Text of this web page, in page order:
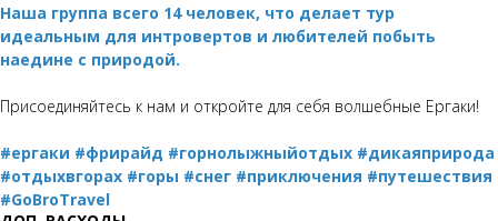
Наша группа всего 14 человек, что делает тур
идеальным для интровертов и любителей побыть
наедине с природой.
Присоединяйтесь к нам и откройте для себя волшебные Ергаки!
#ергаки #фрирайд #горнолыжныйотдых #дикаяприрода
#отдыхвгорах #горы #снег #приключения #путешествия
#GoBroTravel